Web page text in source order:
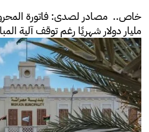
مليار دولار شهريًا رغم توقف آلية